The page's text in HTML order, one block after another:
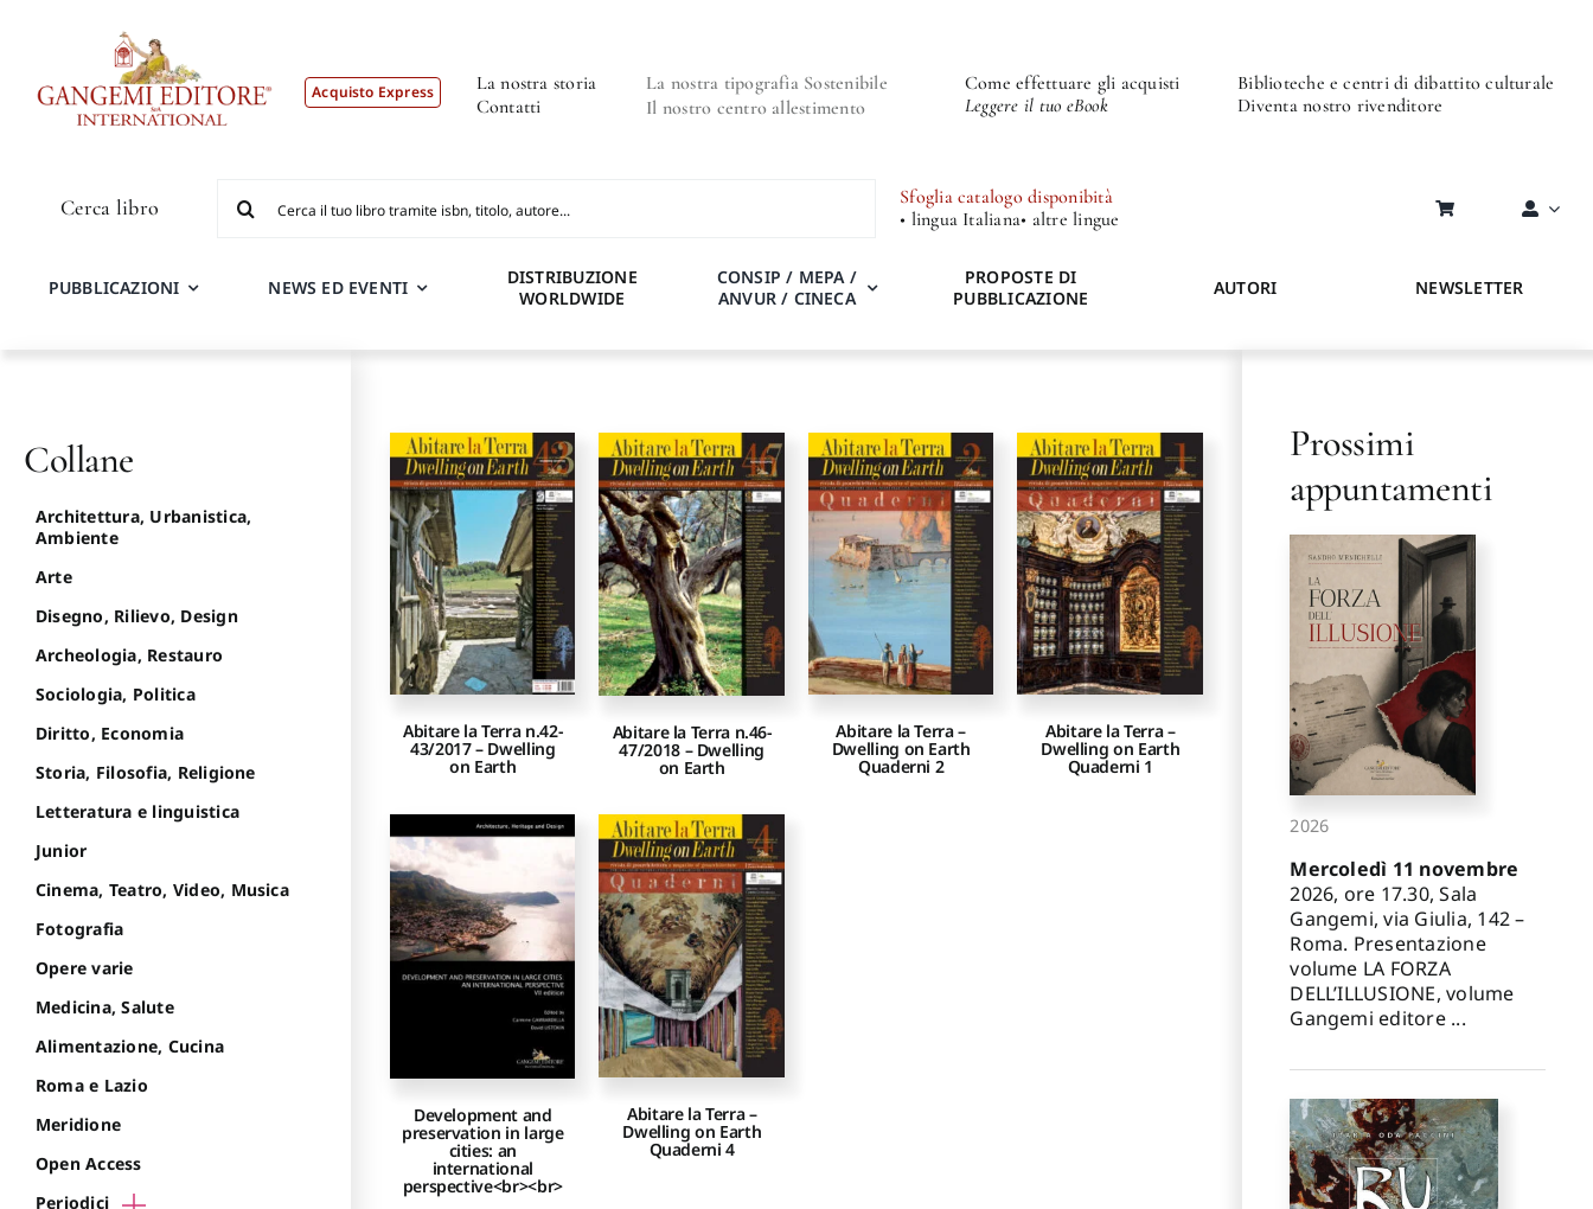
Acquisto Express
La nostra storia
Contatti
La nostra tipografia Sostenibile
Il nostro centro allestimento
Come effettuare gli acquisti
Leggere il tuo eBook
Biblioteche e centri di dibattito culturale
Diventa nostro rivenditore
Cerca libro
per:
Sfoglia catalogo disponibità
• lingua Italiana• altre lingue
PUBBLICAZIONI NEWS ED EVENTI
DISTRIBUZIONE
WORLDWIDE
CONSIP / MEPA /
ANVUR / CINECA
PROPOSTE DI
PUBBLICAZIONE
AUTORI NEWSLETTER
Abitare la Terra n.42-
43/2017 – Dwelling
on Earth
Abitare la Terra n.46-
47/2018 – Dwelling
on Earth
Abitare la Terra –
Dwelling on Earth
Quaderni 2
Abitare la Terra –
Dwelling on Earth
Quaderni 1
Development and
preservation in large
cities: an
international
perspective<br><br>
Abitare la Terra –
Dwelling on Earth
Quaderni 4
Collane
Architettura, Urbanistica,
Ambiente
Arte
Disegno, Rilievo, Design
Archeologia, Restauro
Sociologia, Politica
Diritto, Economia
Storia, Filosofia, Religione
Letteratura e linguistica
Junior
Cinema, Teatro, Video, Musica
Fotografia
Opere varie
Medicina, Salute
Alimentazione, Cucina
Roma e Lazio
Meridione
Open Access
Periodici
Prossimi
appuntamenti
2026
Mercoledì 11 novembre
2026, ore 17.30, Sala
Gangemi, via Giulia, 142 –
Roma. Presentazione
volume LA FORZA
DELL’ILLUSIONE, volume
Gangemi editore ...